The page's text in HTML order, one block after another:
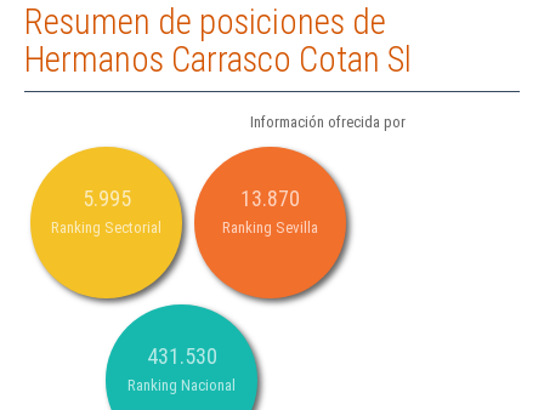
Resumen de posiciones de
Hermanos Carrasco Cotan Sl
Información ofrecida por
5.995
Ranking Sectorial
13.870
Ranking Sevilla
431.530
Ranking Nacional